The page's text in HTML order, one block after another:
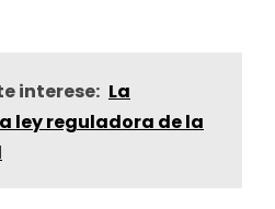
interese: La
ley reguladora de la